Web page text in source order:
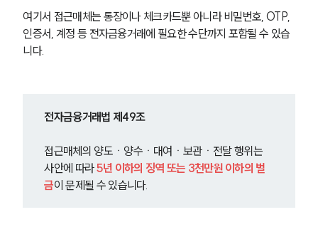
여기서 접근매체는 통장이나 체크카드뿐 아니라 비밀번호, OTP,
인증서, 계정 등 전자금융거래에 필요한 수단까지 포함될 수 있습
니다.
전자금융거래법 제49조
접근매체의 양도ㆍ양수ㆍ대여ㆍ보관ㆍ전달 행위는
사안에 따라 5년 이하의 징역 또는 3천만원 이하의 벌
금이 문제될 수 있습니다.